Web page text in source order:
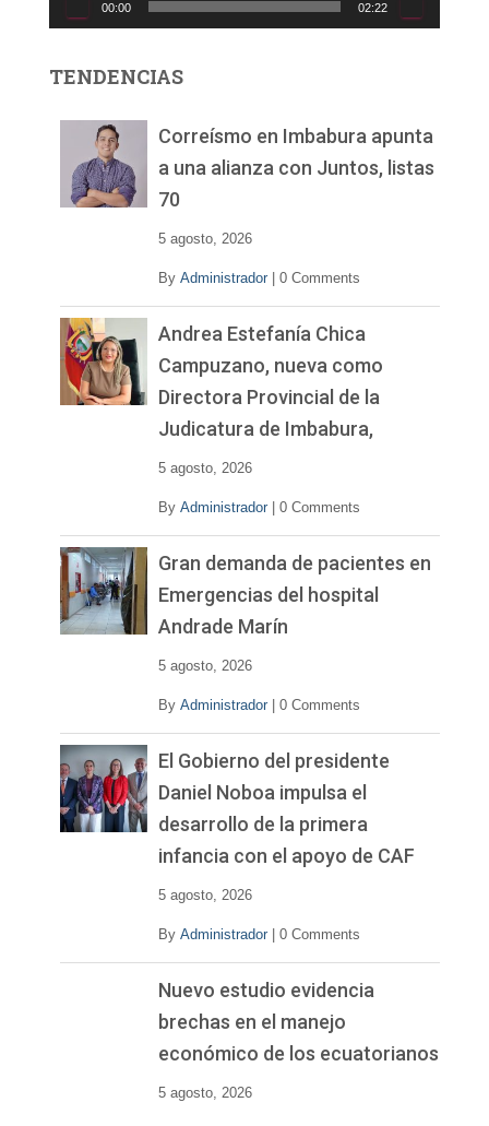
d
00:00 02:22
TENDENCIAS
Correísmo en Imbabura apunta
a una alianza con Juntos, listas
70
5 agosto, 2026
By Administrador 0 Comments
Andrea Estefanía Chica
Campuzano, nueva como
Directora Provincial de la
Judicatura de Imbabura,
5 agosto, 2026
By Administrador 0 Comments
Gran demanda de pacientes en
Emergencias del hospital
Andrade Marín
5 agosto, 2026
By Administrador 0 Comments
El Gobierno del presidente
Daniel Noboa impulsa el
desarrollo de la primera
infancia con el apoyo de CAF
5 agosto, 2026
By Administrador 0 Comments
Nuevo estudio evidencia
brechas en el manejo
económico de los ecuatorianos
5 agosto, 2026